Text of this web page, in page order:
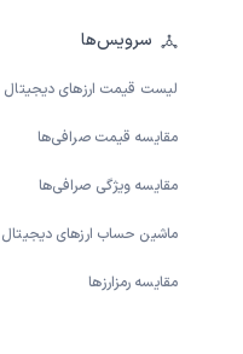
سرویس‌ها
لیست قیمت ارزهای دیجیتال
مقایسه قیمت صرافی‌ها
مقایسه ویژگی صرافی‌ها
ماشین حساب ارزهای دیجیتال
مقایسه رمزارزها